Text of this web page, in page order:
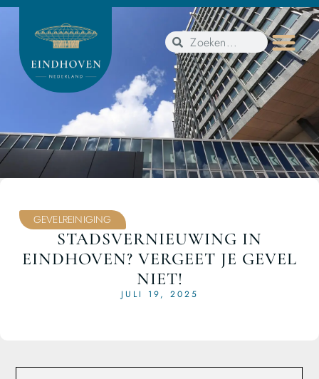
GEVELREINIGING
STADSVERNIEUWING IN
EINDHOVEN? VERGEET JE GEVEL
NIET!
JULI 19, 2025